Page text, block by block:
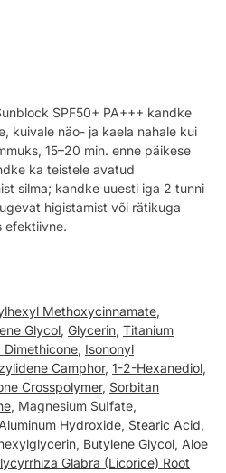
SPF50+ PA+++ kandke
kuivale näo- ja kaela nahale kui
15–20 min. enne päikese
ka teistele avatud
silma; kandke uuesti iga 2 tunni
higistamist või rätikuga
efektiivne.
Methoxycinnamate,
Glycol, Glycerin, Titanium
Dimethicone, Isononyl
Camphor, 1-2-Hexanediol,
Crosspolymer, Sorbitan
, Magnesium SuIfate,
Aluminum Hydroxide, Stearic Acid,
, Butylene Glycol, Aloe
Glabra (Licorice) Root